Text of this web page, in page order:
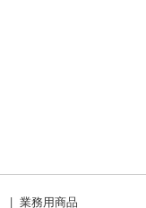
業務用商品